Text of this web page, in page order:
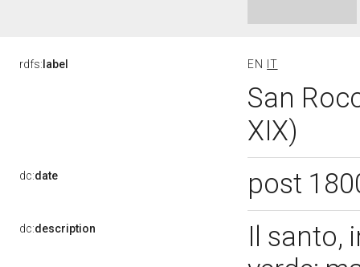
rdfs: label EN IT
San
XIX)
dc:date post
dc:description
Il santo,